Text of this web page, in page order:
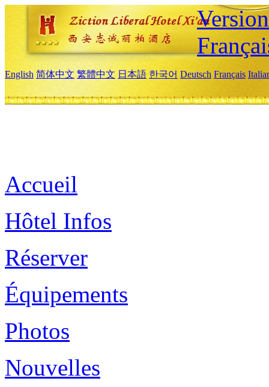
English 简体中文 繁體中文 日本語 한국어 Deutsch Français
Accueil
Hôtel Infos
Réserver
Équipements
Photos
Nouvelles